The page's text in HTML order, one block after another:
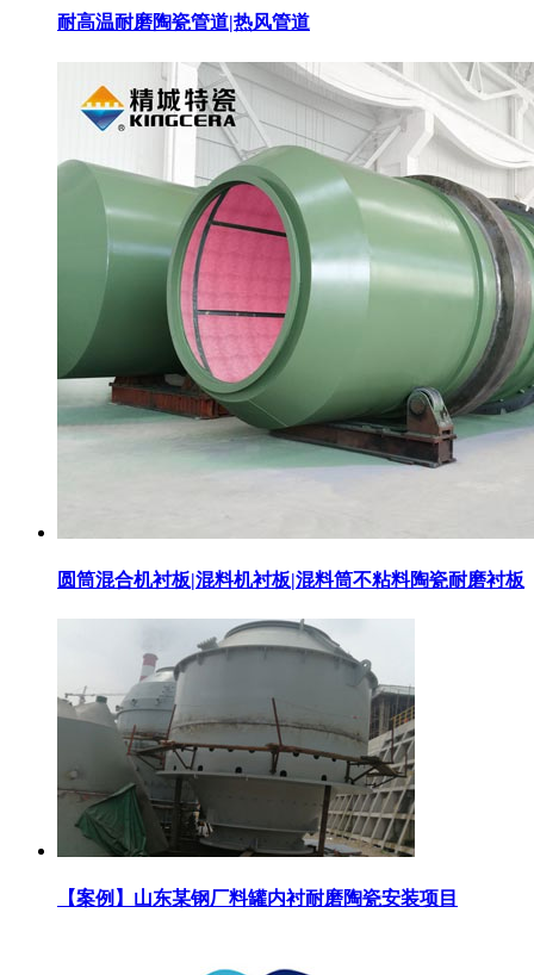
耐高温耐磨陶瓷管道|热风管道
圆筒混合机衬板|混料机衬板|混料筒不粘料陶瓷耐磨衬板
【案例】山东某钢厂料罐内衬耐磨陶瓷安装项目